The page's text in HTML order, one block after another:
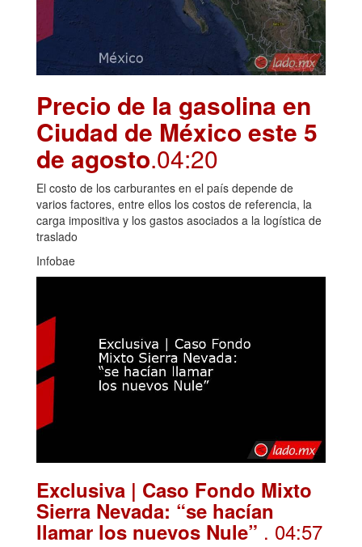
Precio de la gasolina en
Ciudad de México este 5
de agosto.04:20
El costo de los carburantes en el país depende de
varios factores, entre ellos los costos de referencia, la
carga impositiva y los gastos asociados a la logística de
traslado
Infobae
Exclusiva | Caso Fondo Mixto
Sierra Nevada: “se hacían
llamar los nuevos Nule” . 04:57